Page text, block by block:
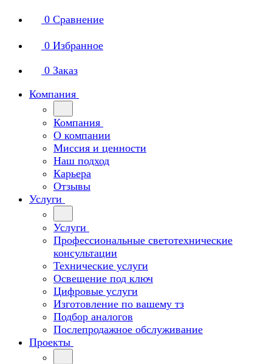
0 Сравнение
0 Избранное
0 Заказ
Компания
Компания
О компании
Миссия и ценности
Наш подход
Карьера
Отзывы
Услуги
Услуги
Профессиональные светотехнические
консультации
Технические услуги
Освещение под ключ
Цифровые услуги
Изготовление по вашему тз
Подбор аналогов
Послепродажное обслуживание
Проекты